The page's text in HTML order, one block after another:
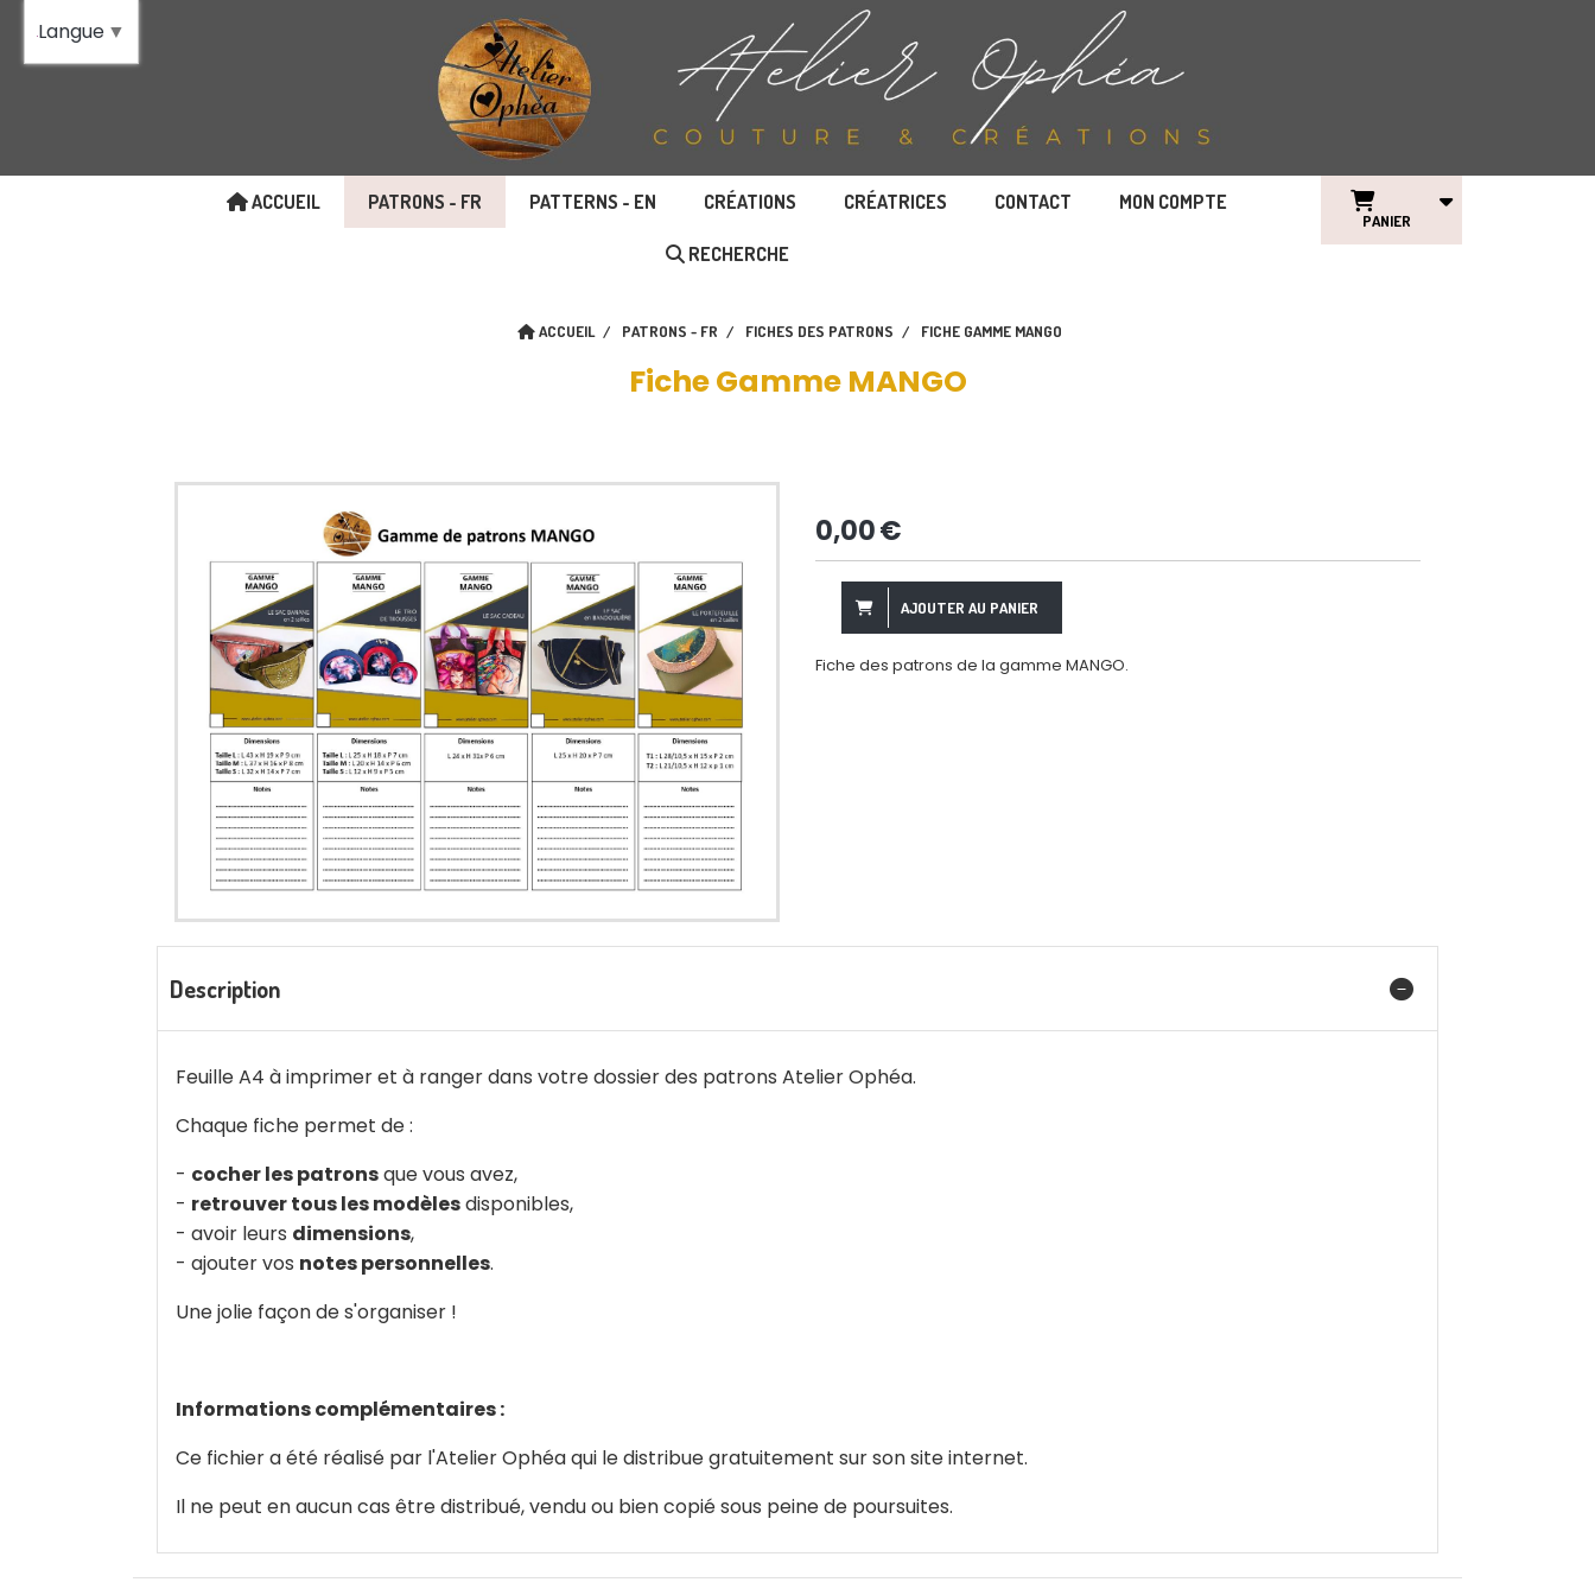
ACCUEIL PATRONS - FR PATTERNS - EN CRÉATIONS CRÉATRICES CONTACT MON COMPTE
RECHERCHE
PANIER
ACCUEIL PATRONS - FR FICHES DES PATRONS FICHE GAMME MANGO
Fiche Gamme MANGO
0,00€
AJOUTER AU PANIER
Fiche des patrons de la gamme MANGO.
Description
Feuille A4 à imprimer et à ranger dans votre dossier des patrons Atelier Ophéa.
Chaque fiche permet de :
- cocher les patronsque vous avez,
- retrouver tous les modèlesdisponibles,
- avoir leurs dimensions,
- ajouter vos notes personnelles.
Une jolie façon de s'organiser !
Informations complémentaires :
Ce fichier a été réalisé par l'Atelier Ophéa qui le distribue gratuitement sur son site internet.
Il ne peut en aucun cas être distribué, vendu ou bien copié sous peine de poursuites.
Langue ▼